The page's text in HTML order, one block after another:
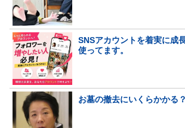
SNSアカウントを着実に成
使ってます。
お墓の撤去にいくらかかる